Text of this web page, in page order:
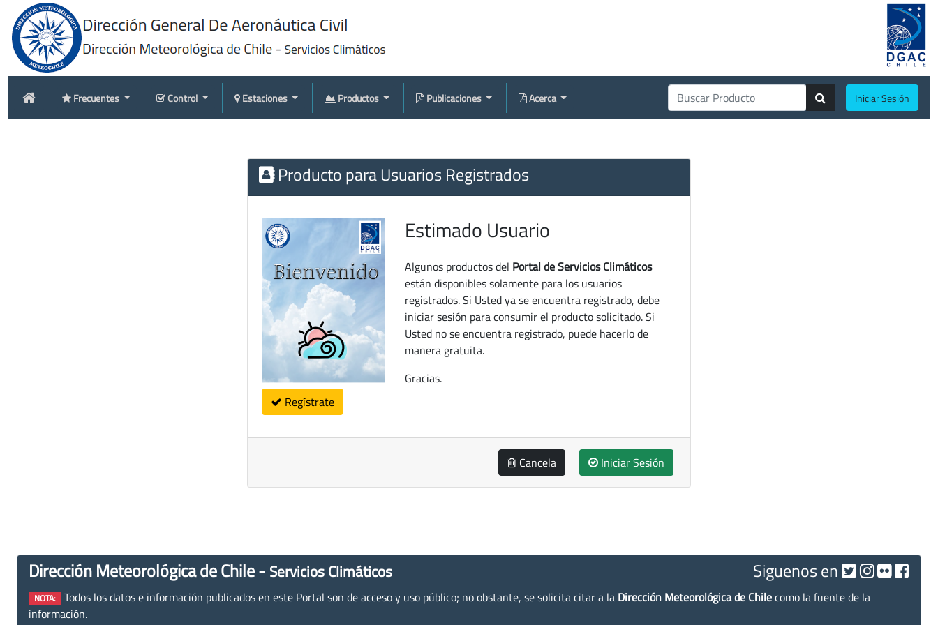
Frecuentes Control Estaciones Productos Publicaciones Acerca Iniciar Sesión
Producto para Usuarios Registrados
Regístrate
Estimado Usuario
Algunos productos del Portal de Servicios Climáticos
están disponibles solamente para los usuarios
registrados. Si Usted ya se encuentra registrado, debe
iniciar sesión para consumir el producto solicitado. Si
Usted no se encuentra registrado, puede hacerlo de
manera gratuita.
Gracias.
Cancela Iniciar Sesión
Dirección Meteorológica de Chile - Servicios Climáticos Siguenos en
NOTA: Todos los datos e información publicados en este Portal son de acceso y uso público; no obstante, se solicita citar a la Dirección Meteorológica de Chilecomo la fuente de la
información.